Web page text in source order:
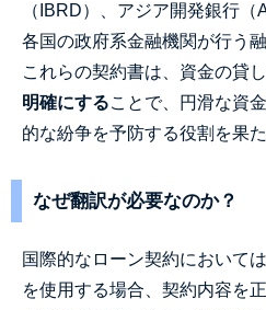
（IBRD）、アジア開発銀行（
各国の政府系金融機関が行う
これらの契約書は、資金の貸
明確にすることで、円滑な資
的な紛争を予防する役割を果た
なぜ翻訳が必要なのか？
国際的なローン契約において
を使用する場合、契約内容を